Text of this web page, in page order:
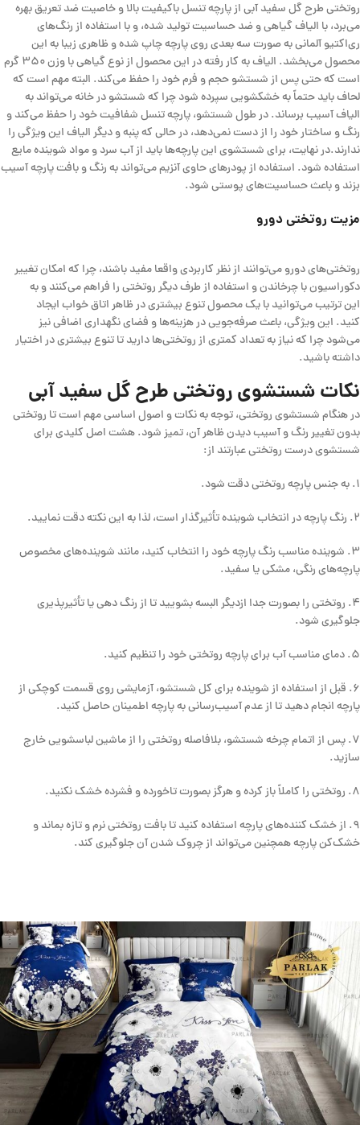
روتختی طرح گل سفید آبی از پارچه تنسل باکیفیت بالا و خاصیت ضد تعریق بهره
می‌برد، با الیاف گیاهی و ضد حساسیت تولید شده، و با استفاده از رنگ‌های
ری‌اکتیو آلمانی به صورت سه بعدی روی پارچه چاپ شده و ظاهری زیبا به این
محصول می‌بخشد. الیاف به کار رفته در این محصول از نوع گیاهی با وزن ۳۵۰ گرم
است که حتی پس از شستشو حجم و فرم خود را حفظ می‌کند. البته مهم است که
لحاف باید حتماً به خشکشویی سپرده شود چرا که شستشو در خانه می‌تواند به
الیاف آسیب برساند. در طول شستشو، پارچه تنسل شفافیت خود را حفظ می‌کند و
رنگ و ساختار خود را از دست نمی‌دهد، در حالی که پنبه و دیگر الیاف این ویژگی را
ندارند.در نهایت، برای شستشوی این پارچه‌ها باید از آب سرد و مواد شوینده مایع
استفاده شود. استفاده از پودرهای حاوی آنزیم می‌تواند به رنگ و بافت پارچه آسیب
بزند و باعث حساسیت‌های پوستی شود.
مزیت روتختی دورو
روتختی‌های دورو می‌توانند از نظر کاربردی واقعا مفید باشند، چرا که امکان تغییر
دکوراسیون با چرخاندن و استفاده از طرف دیگر روتختی را فراهم می‌کنند و به
این ترتیب می‌توانید با یک محصول تنوع بیشتری در ظاهر اتاق خواب ایجاد
کنید. این ویژگی، باعث صرفه‌جویی در هزینه‌ها و فضای نگهداری اضافی نیز
می‌شود چرا که نیاز به تعداد کمتری از روتختی‌ها دارید تا تنوع بیشتری در اختیار
داشته باشید.
نکات شستشوی روتختی طرح گل سفید آبی
در هنگام شستشوی روتختی، توجه به نکات و اصول اساسی مهم است تا روتختی
بدون تغییر رنگ و آسیب دیدن ظاهر آن، تمیز شود. هشت اصل کلیدی برای
شستشوی درست روتختی عبارتند از:
۱. به جنس پارچه روتختی دقت شود.
۲. رنگ پارچه در انتخاب شوینده تأثیرگذار است، لذا به این نکته دقت نمایید.
۳. شوینده مناسب رنگ پارچه خود را انتخاب کنید، مانند شوینده‌های مخصوص
پارچه‌های رنگی، مشکی یا سفید.
۴. روتختی را بصورت جدا ازدیگر البسه بشویید تا از رنگ دهی یا تأثیرپذیری
جلوگیری شود.
۵. دمای مناسب آب برای پارچه روتختی خود را تنظیم کنید.
۶. قبل از استفاده از شوینده برای کل شستشو، آزمایشی روی قسمت کوچکی از
پارچه انجام دهید تا از عدم آسیب‌رسانی به پارچه اطمینان حاصل کنید.
۷. پس از اتمام چرخه شستشو، بلافاصله روتختی را از ماشین لباسشویی خارج
سازید.
۸. روتختی را کاملاً باز کرده و هرگز بصورت تاخورده و فشرده خشک نکنید.
۹. از خشک کننده‌های پارچه استفاده کنید تا بافت روتختی نرم و تازه بماند و
خشک‌کن پارچه همچنین می‌تواند از چروک شدن آن جلوگیری کند.